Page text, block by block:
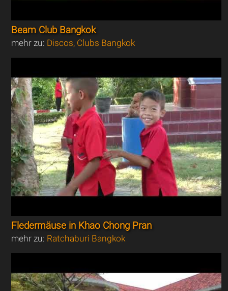
Beam Club Bangkok
mehr zu: Discos, Clubs Bangkok
Fledermäuse in Khao Chong Pran
mehr zu: Ratchaburi Bangkok